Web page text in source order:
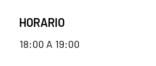
HORARIO
18:00 A 19:00